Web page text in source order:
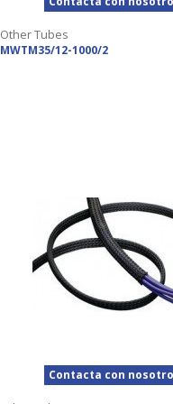
Other Tubes
MWTM35/12-1000/2
Contacta con